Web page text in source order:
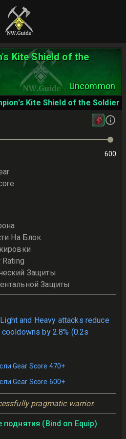
Kite Shield of the
Uncommon
Kite Shield of the Soldier
600
На Блок
Защиты
Защиты
Light and Heavy attacks reduce
by 2.8% (0.2s
Gear Score 470+
Gear Score 600+
pragmatic warrior.
(Bind on Equip)